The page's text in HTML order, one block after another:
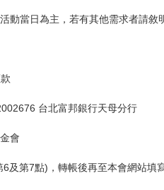
動當日為主，若有其他需求者請敘
台北富邦銀行天母分行
會
及第7點)，轉帳後再至本會網站填